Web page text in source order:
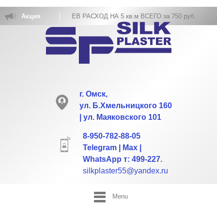
Акция
ЖИДКИХ ОБОЕВ РАСХОД НА 5 кв.м ВСЕГО за 750 руб.
г. Омск,
ул. Б.Хмельницкого 160
| ул. Маяковского 101
8-950-782-88-05
Telegram | Max |
WhatsApp т: 499-227.
silkplaster55@yandex.ru
Menu